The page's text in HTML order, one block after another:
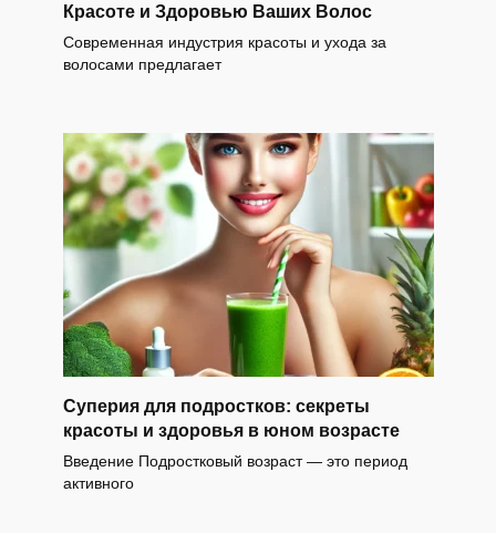
Красоте и Здоровью Ваших Волос
Современная индустрия красоты и ухода за
волосами предлагает
Суперия для подростков: секреты
красоты и здоровья в юном возрасте
Введение Подростковый возраст — это период
активного